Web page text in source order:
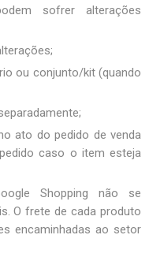
sofrer alterações
ou conjunto/kit (quando
ato do pedido de venda
caso o item esteja
Shopping não se
O frete de cada produto
encaminhadas ao setor